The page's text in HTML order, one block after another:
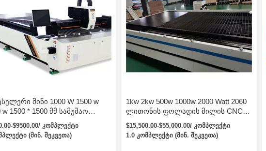
მინი 1000 W 1500 w
w 1500 * 1500 მმ სამუშაო
ბოჭკოვანი ლაზერული
მანქანა
$9500.00/ კომპლექტი
(მინ. შეკვეთა)
1kw 2kw 500w 1000w 2000 Watt 2060
ლითონის ფოლადის მილის CNC
მბრუნავი მრგვალი IPG Raycus
მცირე ბოჭკოვანი ლაზერული
საჭრელი საჭრელი მანქანა
$15,500.00-$55,000.00/ კომპლექტი
1.0 კომპლექტი (მინ. შეკვეთა)